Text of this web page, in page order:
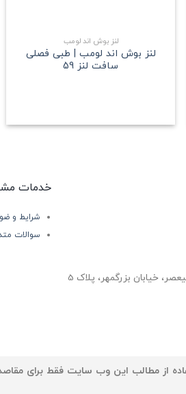
لنز بوش اند لومب
لنز بوش اند لومب | طبی فصلی
سافت لنز 59
خیابان بزرگمهر، پلاک 5
خدمات
شرایط و
سوالات
از مطالب این وب سایت فقط برای